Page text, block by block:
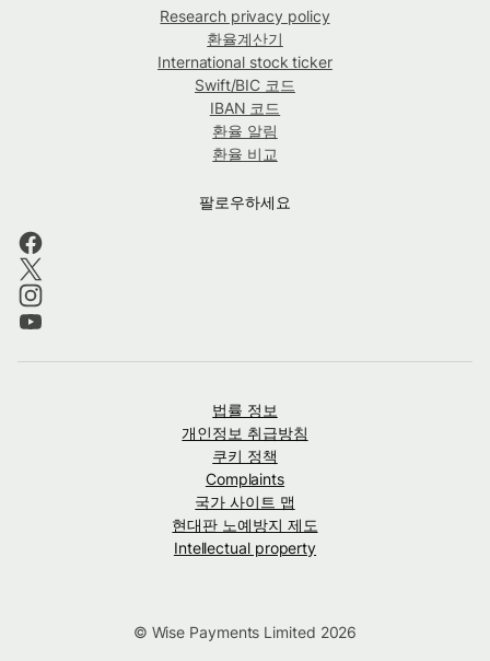
Research privacy policy
환율계산기
International stock ticker
Swift/BIC 코드
IBAN 코드
환율 알림
환율 비교
팔로우하세요
법률 정보
개인정보 취급방침
쿠키 정책
Complaints
국가 사이트 맵
현대판 노예방지 제도
Intellectual property
© Wise Payments Limited 2026